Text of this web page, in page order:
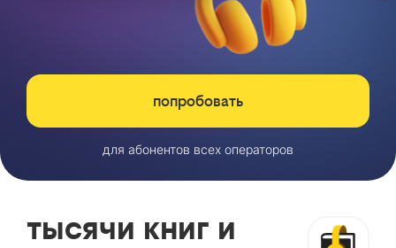
попробовать
для абонентов всех операторов
тысячи книг и